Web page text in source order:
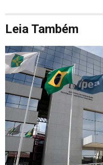
Leia Também